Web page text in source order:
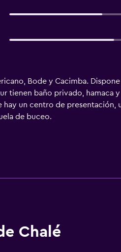
Bode y Cacimba.
tienen baño privado, hamaca
hay un centro de presentación,
de buceo.
Chalé